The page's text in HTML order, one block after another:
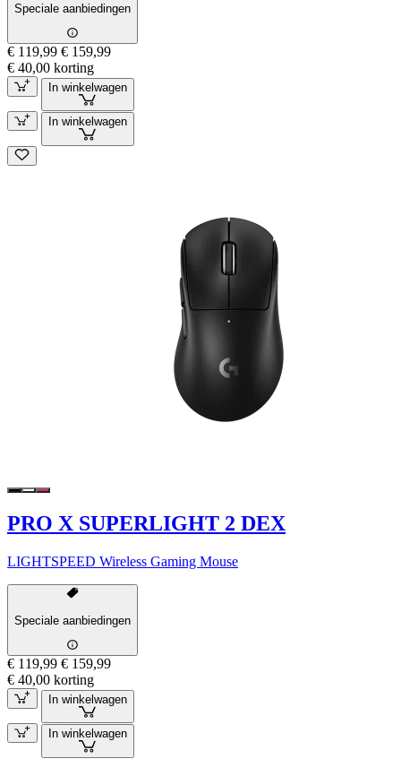
Speciale aanbiedingen
€ 119,99 € 159,99
€ 40,00 korting
In winkelwagen
In winkelwagen
PRO X SUPERLIGHT 2 DEX
LIGHTSPEED Wireless Gaming Mouse
Speciale aanbiedingen
€ 119,99 € 159,99
€ 40,00 korting
In winkelwagen
In winkelwagen